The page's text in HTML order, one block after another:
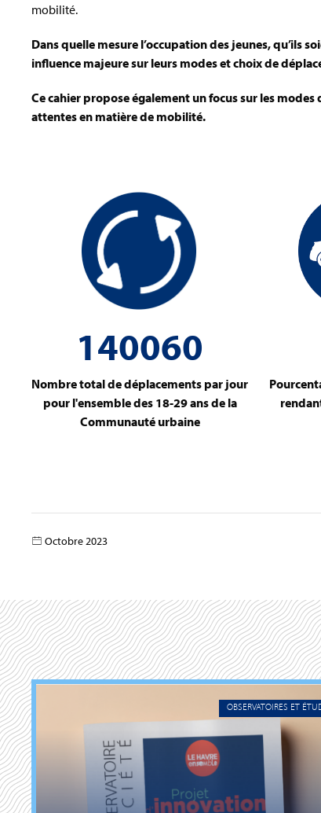
mobilité.
Dans quelle mesure l’occupation des jeunes, qu’ils
influence majeure sur leurs modes et choix de
Ce cahier propose également un focus sur les
attentes en matière de mobilité.
140060
Nombre total de déplacements par jour
pour l'ensemble des 18-29 ans de la
Communauté urbaine
Octobre 2023
OBSERVATOIRES ET